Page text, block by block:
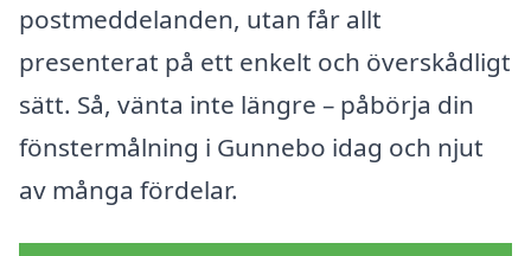
postmeddelanden, utan får allt
presenterat på ett enkelt och överskådligt
sätt. Så, vänta inte längre – påbörja din
fönstermålning i Gunnebo idag och njut
av många fördelar.